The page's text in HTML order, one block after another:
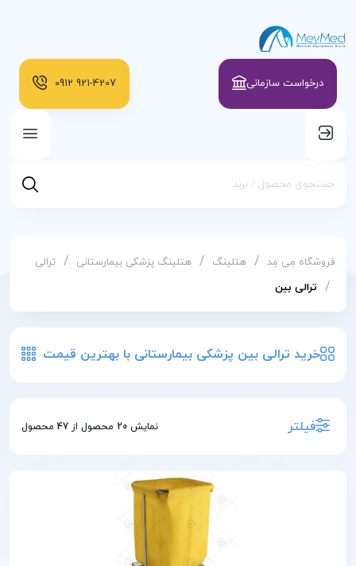
درخواست سازمانی 921-4207
0912
فروشگاه مِی مِد / هتلینگ / هتلینگ پزشکی بیمارستانی / ترالی
/ ترالی بین
خرید ترالی بین پزشکی بیمارستانی با بهترین قیمت
فیلتر نمایش 20 محصول از 47 محصول